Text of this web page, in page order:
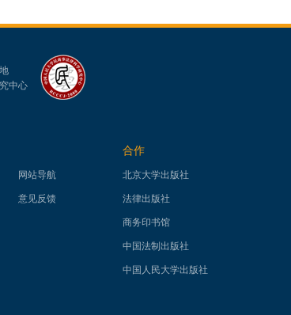
中心
网站导航
意见反馈
合作
北京大学出版社
法律出版社
商务印书馆
中国法制出版社
中国人民大学出版社